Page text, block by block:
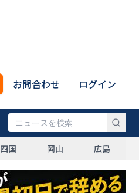
お問合わせ ログイン
四国 岡山 広島